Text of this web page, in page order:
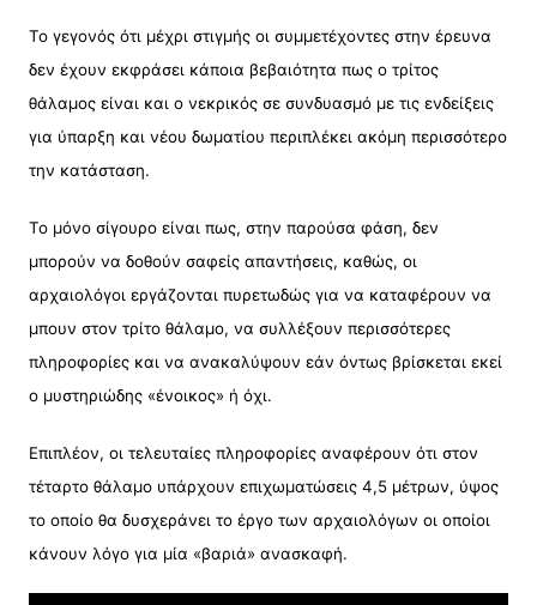
Το γεγονός ότι μέχρι στιγμής οι συμμετέχοντες στην έρευνα
δεν έχουν εκφράσει κάποια βεβαιότητα πως ο τρίτος
θάλαμος είναι και ο νεκρικός σε συνδυασμό με τις ενδείξεις
για ύπαρξη και νέου δωματίου περιπλέκει ακόμη περισσότερο
την κατάσταση.
Το μόνο σίγουρο είναι πως, στην παρούσα φάση, δεν
μπορούν να δοθούν σαφείς απαντήσεις, καθώς, οι
αρχαιολόγοι εργάζονται πυρετωδώς για να καταφέρουν να
μπουν στον τρίτο θάλαμο, να συλλέξουν περισσότερες
πληροφορίες και να ανακαλύψουν εάν όντως βρίσκεται εκεί
ο μυστηριώδης «ένοικος» ή όχι.
Επιπλέον, οι τελευταίες πληροφορίες αναφέρουν ότι στον
τέταρτο θάλαμο υπάρχουν επιχωματώσεις 4,5 μέτρων, ύψος
το οποίο θα δυσχεράνει το έργο των αρχαιολόγων οι οποίοι
κάνουν λόγο για μία «βαριά» ανασκαφή.